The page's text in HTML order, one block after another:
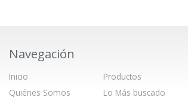
Navegación
Inicio
Quiénes Somos
Productos
Lo Más buscado